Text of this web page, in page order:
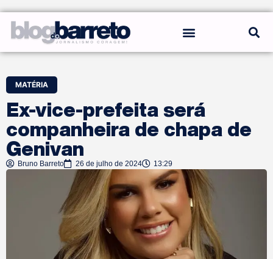
MATÉRIA
Ex-vice-prefeita será
companheira de chapa de
Genivan
Bruno Barreto 26 de julho de 2024 13:29